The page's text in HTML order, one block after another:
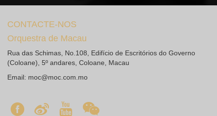
CONTACTE-NOS
Orquestra de Macau
Rua das Schimas, No.108, Edifício de Escritórios do Governo
(Coloane), 5º andares, Coloane, Macau
Email: moc@moc.com.mo